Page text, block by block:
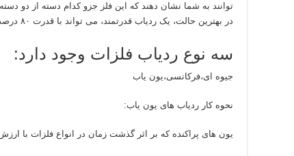
توانند به شما نشان دهند که این فلز جزو کدام دسته از دو
در بهترین حالت، یک ردیاب قدرتمند، می تواند با قدرت ۸۰ درصد این مورد را به شما گزارش دهد.
سه نوع ردیاب فلزات وجود دارد:
جیوه ای،فرکانسی،یون یاب
نحوه کار ردیاب های یون یاب:
یون های پراکنده که بر اثر گذشت زمان در انواع فلزات با